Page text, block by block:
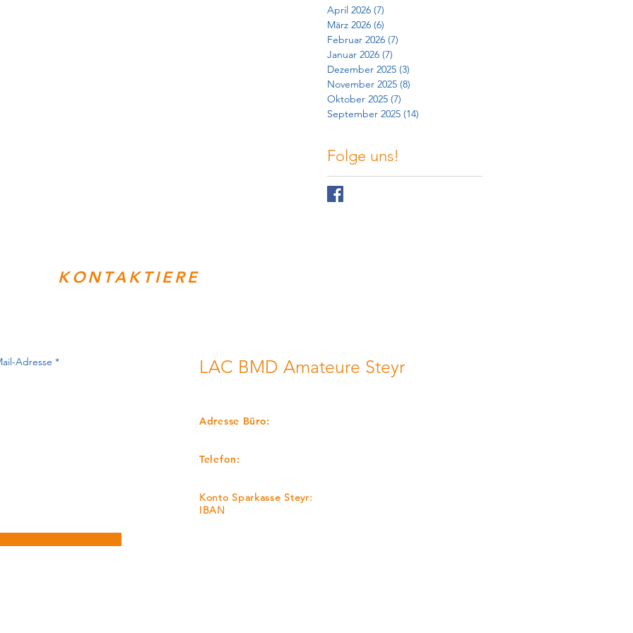
April 2026 (7)
März 2026 (6)
Februar 2026 (7)
Januar 2026 (7)
Dezember 2025 (3)
November 2025 (8)
Oktober 2025 (7)
September 2025 (14)
Folge uns!
KONTAKTIERE
LAC BMD Amateure Steyr
Adresse Büro:
Telefon:
Konto Sparkasse Steyr:
IBAN